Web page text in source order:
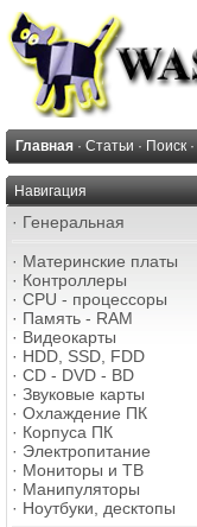
Главная · Статьи · Поиск ·
Навигация
· Генеральная
· Материнские платы
· Контроллеры
· CPU - процессоры
· Память - RAM
· Видеокарты
· HDD, SSD, FDD
· CD - DVD - BD
· Звуковые карты
· Охлаждение ПК
· Корпуса ПК
· Электропитание
· Мониторы и ТВ
· Манипуляторы
· Ноутбуки, десктопы